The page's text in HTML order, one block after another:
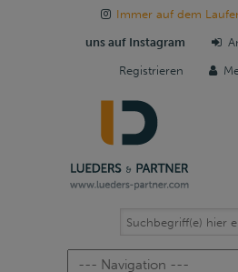
Immer auf dem
uns auf Instagram
Registrieren
Navigation